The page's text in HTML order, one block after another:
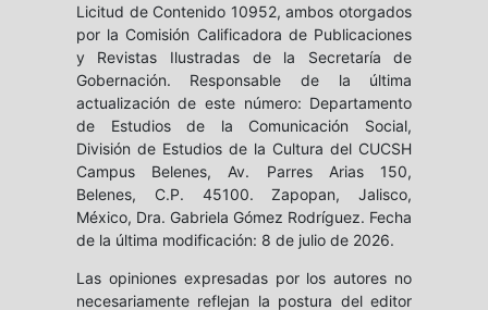
Licitud de Contenido 10952, ambos otorgados
por la Comisión Calificadora de Publicaciones
y Revistas Ilustradas de la Secretaría de
Gobernación. Responsable de la última
actualización de este número: Departamento
de Estudios de la Comunicación Social,
División de Estudios de la Cultura del CUCSH
Campus Belenes, Av. Parres Arias 150,
Belenes, C.P. 45100. Zapopan, Jalisco,
México, Dra. Gabriela Gómez Rodríguez. Fecha
de la última modificación: 8 de julio de 2026.
Las opiniones expresadas por los autores no
necesariamente reflejan la postura del editor